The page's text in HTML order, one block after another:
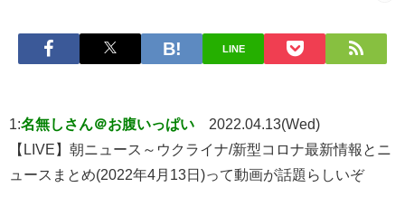
LINE
1:名無しさん＠お腹いっぱい
2022.04.13(Wed)
【LIVE】朝ニュース～ウクライナ/新型コロナ最新情報とニ
ュースまとめ(2022年4月13日)って動画が話題らしいぞ